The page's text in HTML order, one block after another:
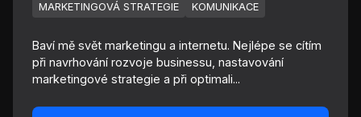
MARKETINGOVÁ STRATEGIE
KOMUNIKACE
Baví mě svět marketingu a internetu. Nejlépe se cítím
při navrhování rozvoje businessu, nastavování
marketingové strategie a při optimali...